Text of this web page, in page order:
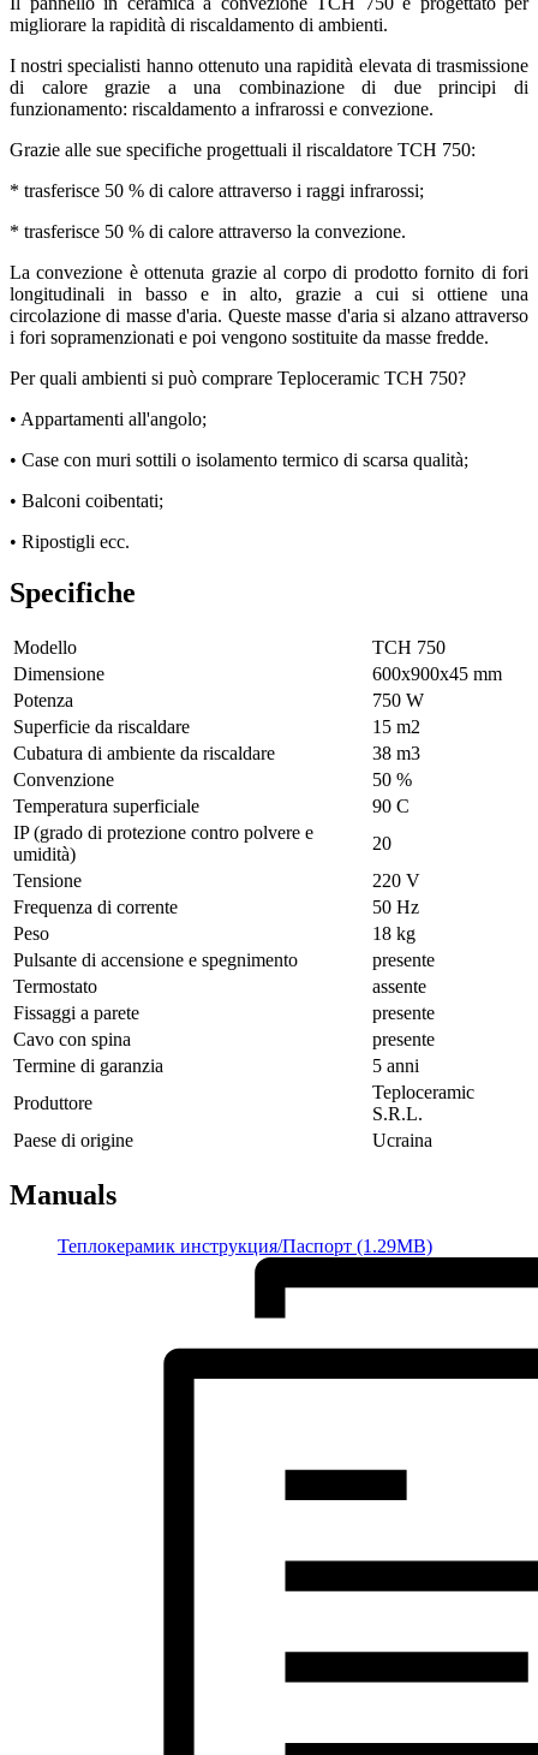
migliorare la rapidità di riscaldamento di ambienti.
I nostri specialisti hanno ottenuto una rapidità elevata di trasmissione
di calore grazie a una combinazione di due principi di
funzionamento: riscaldamento a infrarossi e convezione.
Grazie alle sue specifiche progettuali il riscaldatore TCH 750:
* trasferisce 50 % di calore attraverso i raggi infrarossi;
* trasferisce 50 % di calore attraverso la convezione.
La convezione è ottenuta grazie al corpo di prodotto fornito di fori
longitudinali in basso e in alto, grazie a cui si ottiene una
circolazione di masse d'aria. Queste masse d'aria si alzano attraverso
i fori sopramenzionati e poi vengono sostituite da masse fredde.
Per quali ambienti si può comprare Teploceramic TCH 750?
• Appartamenti all'angolo;
• Case con muri sottili o isolamento termico di scarsa qualità;
• Balconi coibentati;
• Ripostigli ecc.
Specifiche
Modello
ТСН 750
Dimensione
600х900х45 mm
Potenza
750 W
Superficie da riscaldare
15 m2
Cubatura di ambiente da riscaldare
38 m3
Convenzione
50 %
Temperatura superficiale
90 С
IP (grado di protezione contro polvere e
umidità)
20
Tensione
220 V
Frequenza di corrente
50 Hz
Peso
18 kg
Pulsante di accensione e spegnimento
presente
Termostato
assente
Fissaggi a parete
presente
Cavo con spina
presente
Termine di garanzia
5 anni
Produttore
Teploceramic
S.R.L.
Paese di origine
Ucraina
Manuals
Теплокерамик инструкция/Паспорт (1.29MB)